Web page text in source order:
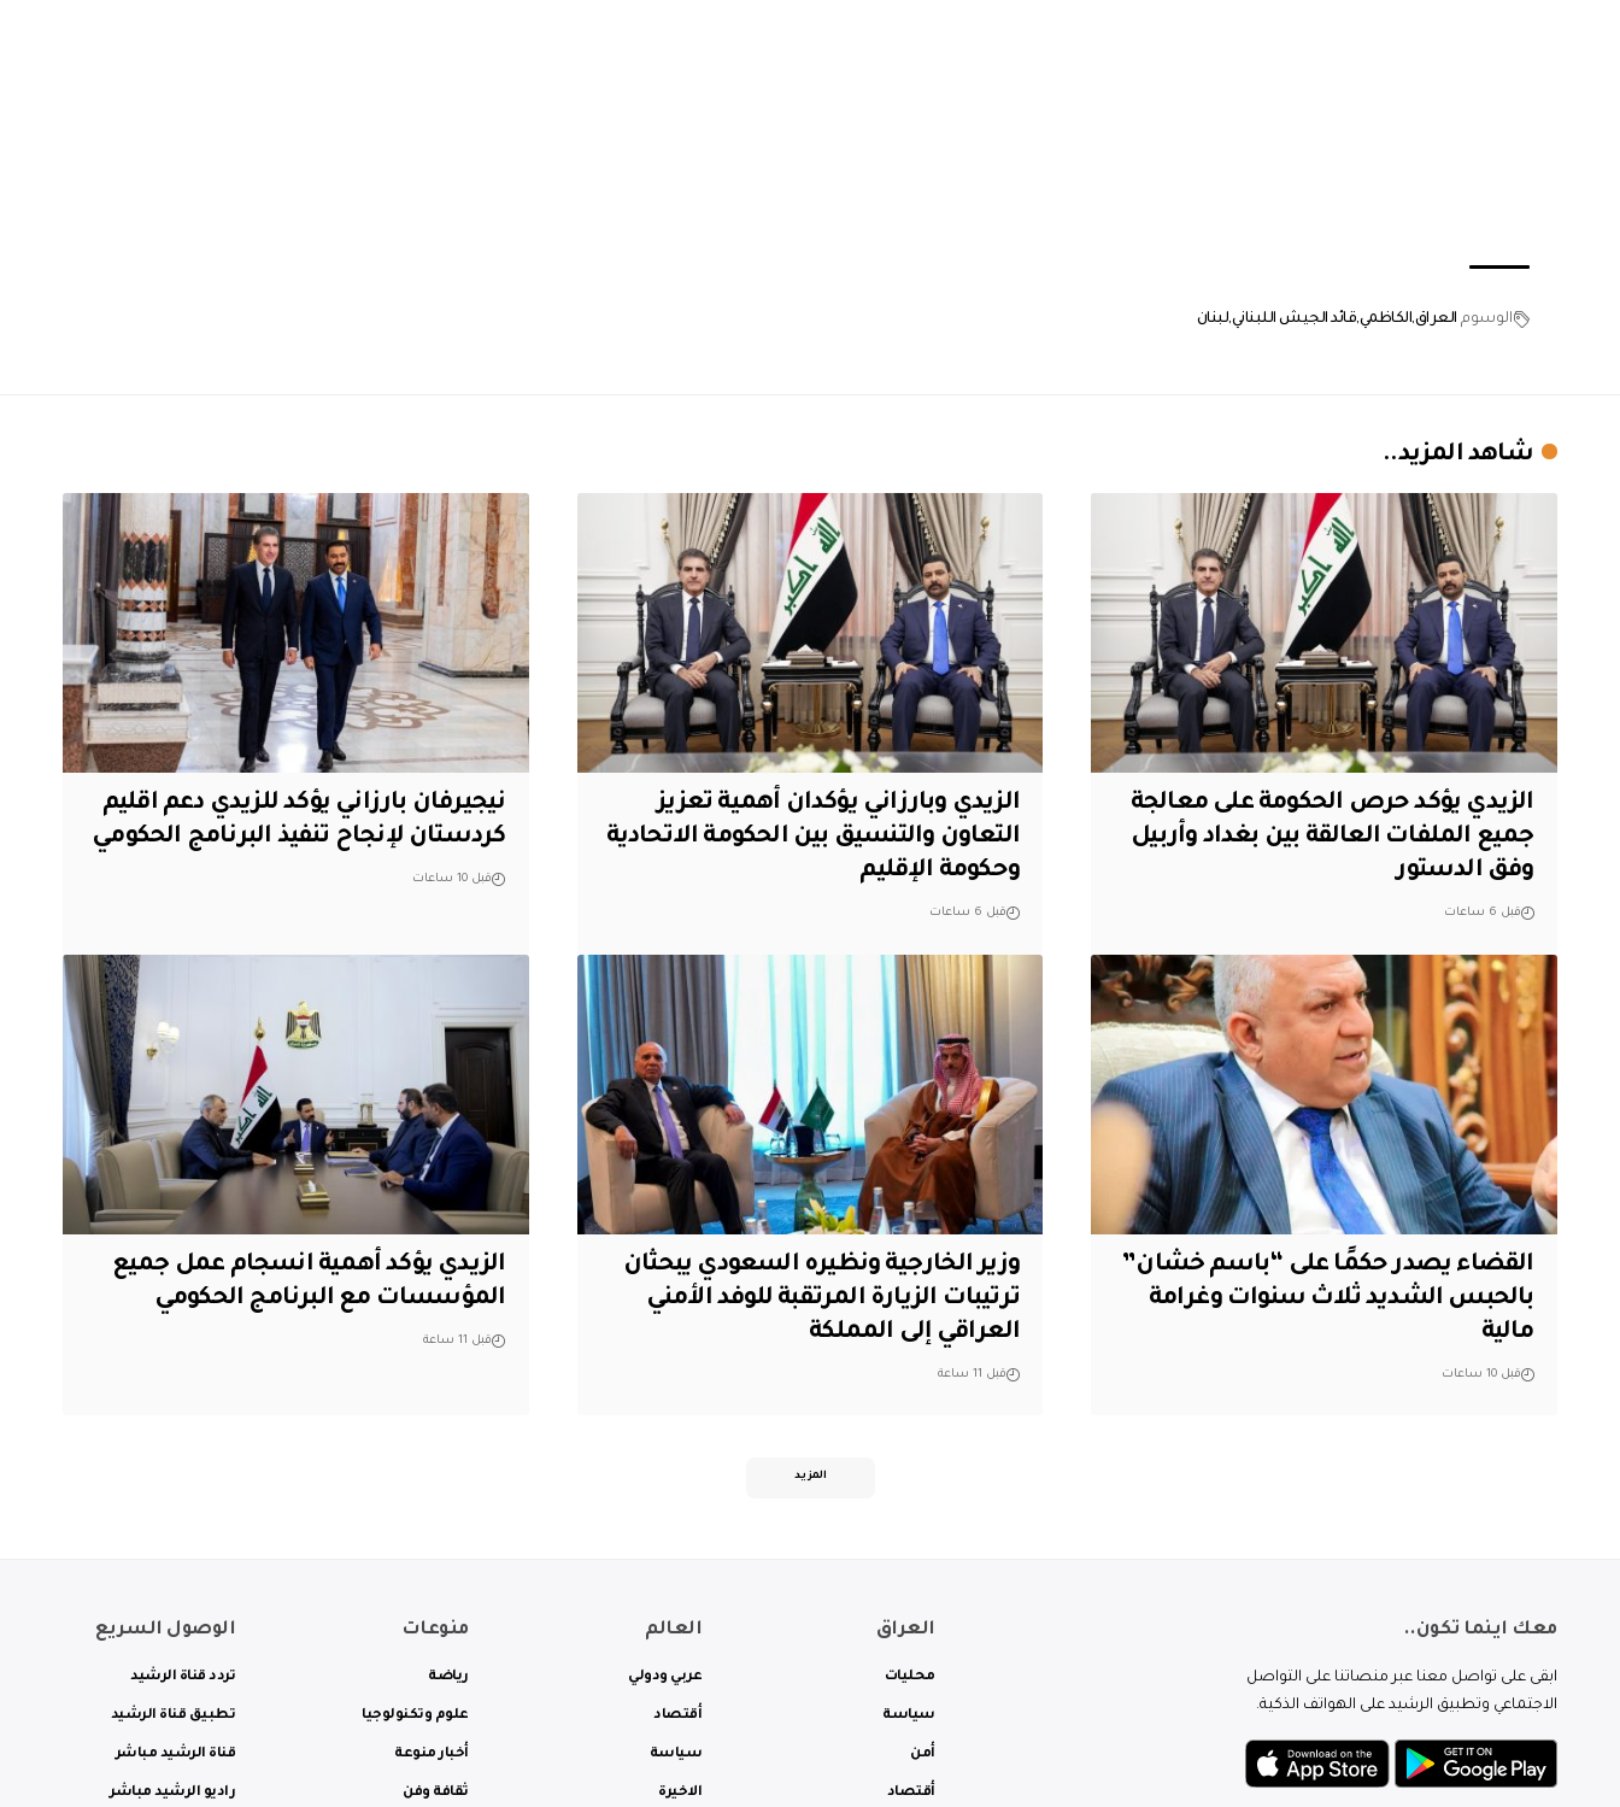
الوسوم العراق الكاظمي قائد الجيش اللبناني لبنان
شاهد المزيد..
الزيدي يؤكد حرص الحكومة على معالجة
جميع الملفات العالقة بين بغداد وأربيل
وفق الدستور
قبل 6 ساعات
الزيدي وبارزاني يؤكدان أهمية تعزيز
التعاون والتنسيق بين الحكومة الاتحادية
وحكومة الإقليم
قبل 6 ساعات
نيجيرفان بارزاني يؤكد للزيدي دعم اقليم
‏كردستان لإنجاح تنفيذ البرنامج الحكومي
قبل 10 ساعات
القضاء يصدر حكمًا على “باسم خشان”
بالحبس الشديد ثلاث سنوات وغرامة
مالية
قبل 10 ساعات
وزير الخارجية ونظيره السعودي يبحثان
ترتيبات الزيارة المرتقبة للوفد الأمني
العراقي إلى المملكة
قبل 11 ساعة
الزيدي يؤكد أهمية انسجام عمل جميع
المؤسسات مع البرنامج الحكومي
قبل 11 ساعة
المزيد
معك اينما تكون..
ابقى على تواصل معنا عبر منصاتنا على التواصل
الاجتماعي وتطبيق الرشيد على الهواتف الذكية.
العراق
محليات
سياسة
أمن
أقتصاد
العالم
عربي ودولي
أقتصاد
سياسة
الاخيرة
منوعات
رياضة
علوم وتكنولوجيا
أخبار منوعة
ثقافة وفن
الوصول السريع
تردد قناة الرشيد
تطبيق قناة الرشيد
قناة الرشيد مباشر
راديو الرشيد مباشر